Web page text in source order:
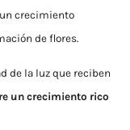
crecimiento
de flores.
de la luz que reciben
un crecimiento rico